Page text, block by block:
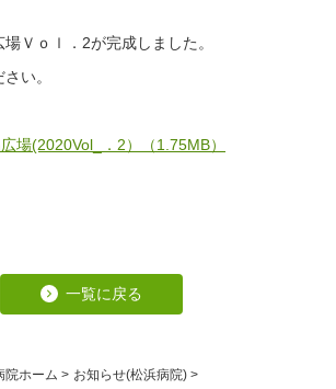
Ｖｏｌ．2が完成しました。
い。
場(2020Vol_．2）（1.75MB）
一覧に戻る
院ホーム > お知らせ(松浜病院) >